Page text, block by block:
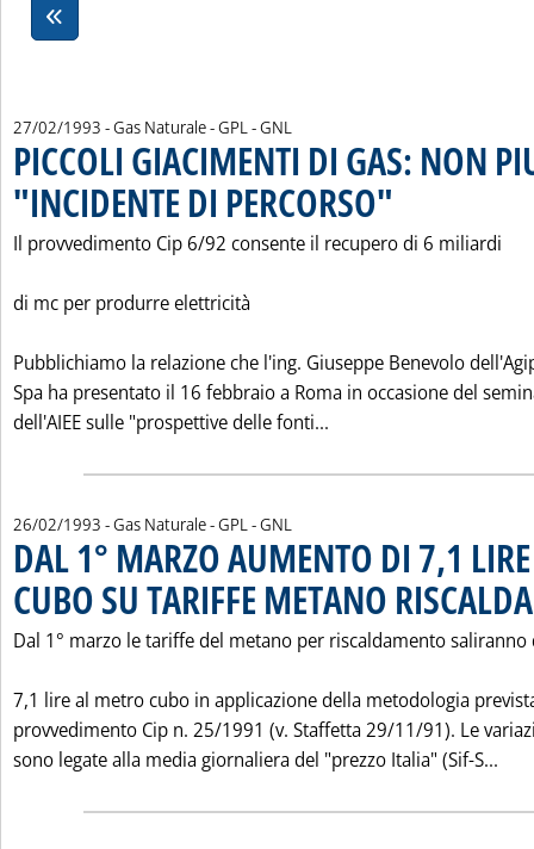
27/02/1993 - Gas Naturale - GPL - GNL
PICCOLI GIACIMENTI DI GAS: NON
"INCIDENTE DI PERCORSO"
Il provvedimento Cip 6/92 consente il recupero di 6 miliardi
di mc per produrre elettricità
Pubblichiamo la relazione che l'ing. Giuseppe Benevolo
Spa ha presentato il 16 febbraio a Roma in occasione del
dell'AIEE sulle "prospettive delle fonti...
26/02/1993 - Gas Naturale - GPL - GNL
DAL 1° MARZO AUMENTO DI 7,1
CUBO SU TARIFFE METANO
Dal 1° marzo le tariffe del metano per riscaldamento saliranno
7,1 lire al metro cubo in applicazione della metodologia
provvedimento Cip n. 25/1991 (v. Staffetta 29/11/91). Le
sono legate alla media giornaliera del "prezzo Italia" (Sif-S...